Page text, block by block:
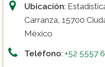
Ubicación:
Carranza, 15700
México
Teléfono: +52 5557